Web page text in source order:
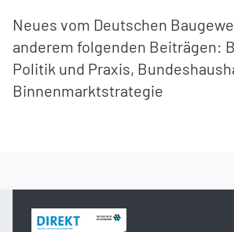
Neues vom Deutschen
anderem folgenden Beiträgen:
Politik und Praxis,
Binnenmarktstrategie